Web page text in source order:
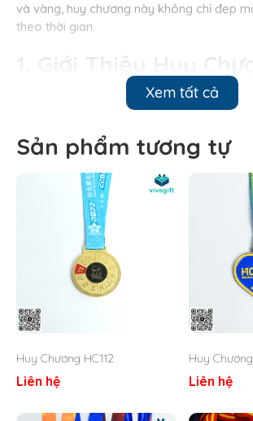
và vàng, huy chương này không chỉ đẹp
theo thời gian.
1. Giới Thiệu Huy
Chất liệu: Kim loại cao cấp, mạ màu,
Có 3 mẫu : Vàng, Bạc, Đồng.
Kích thước tổng thể: Phi 70mm, Insert
Quy cách sản xuất: Ăn mòn kim loại
Hộp đựng: Mỗi huy chương được
nilon nhỏ sau đó đóng vào thùng
chương/ 1 thùng.
Thời gian làm: 3 – 7 ngày tuỳ số
Xem tất cả
Sản phẩm tương tự
Huy Chương HC112
Liên hệ
Huy
Liên hệ